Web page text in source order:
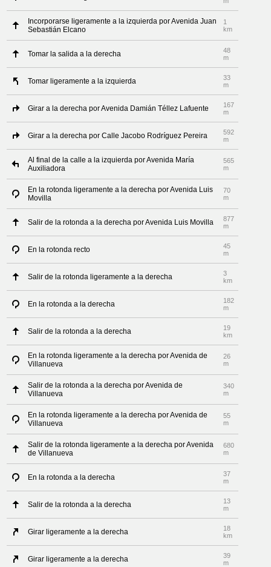
Incorporarse ligeramente a la izquierda por Avenida Juan
Sebastián Elcano
1
km
Tomar la salida a la derecha
48
m
Tomar ligeramente a la izquierda
33
m
Girar a la derecha por Avenida Damián Téllez Lafuente
167
m
Girar a la derecha por Calle Jacobo Rodríguez Pereira
592
m
Al final de la calle a la izquierda por Avenida María
Auxiliadora
565
m
En la rotonda ligeramente a la derecha por Avenida Luis
Movilla
70
m
Salir de la rotonda a la derecha por Avenida Luis Movilla
877
m
En la rotonda recto
45
m
Salir de la rotonda ligeramente a la derecha
3
km
En la rotonda a la derecha
182
m
Salir de la rotonda a la derecha
19
km
En la rotonda ligeramente a la derecha por Avenida de
Villanueva
26
m
Salir de la rotonda a la derecha por Avenida de
Villanueva
340
m
En la rotonda ligeramente a la derecha por Avenida de
Villanueva
55
m
Salir de la rotonda ligeramente a la derecha por Avenida
de Villanueva
680
m
En la rotonda a la derecha
37
m
Salir de la rotonda a la derecha
13
m
Girar ligeramente a la derecha
18
km
Girar ligeramente a la derecha
39
m